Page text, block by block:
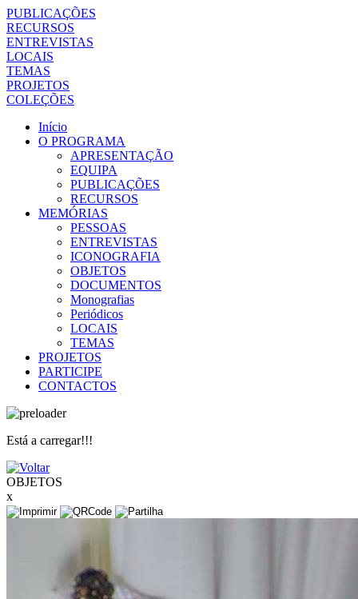
PUBLICAÇÕES
RECURSOS
ENTREVISTAS
LOCAIS
TEMAS
PROJETOS
COLEÇÕES
Início
O PROGRAMA
APRESENTAÇÃO
EQUIPA
PUBLICAÇÕES
RECURSOS
MEMÓRIAS
PESSOAS
ENTREVISTAS
ICONOGRAFIA
OBJETOS
DOCUMENTOS
Monografias
Periódicos
LOCAIS
TEMAS
PROJETOS
PARTICIPE
CONTACTOS
Está a carregar!!!
OBJETOS
x